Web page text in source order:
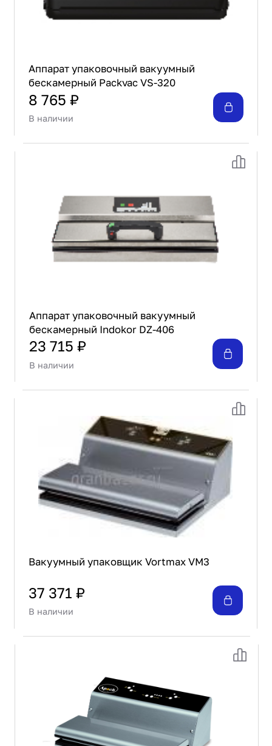
Аппарат упаковочный вакуумный
бескамерный Packvac VS-320
8 765 ₽
В наличии
Аппарат упаковочный вакуумный
бескамерный Indokor DZ-406
23 715 ₽
В наличии
Вакуумный упаковщик Vortmax VM3
37 371 ₽
В наличии